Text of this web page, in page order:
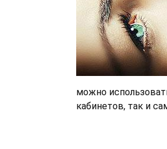
можно
кабинетов, так и